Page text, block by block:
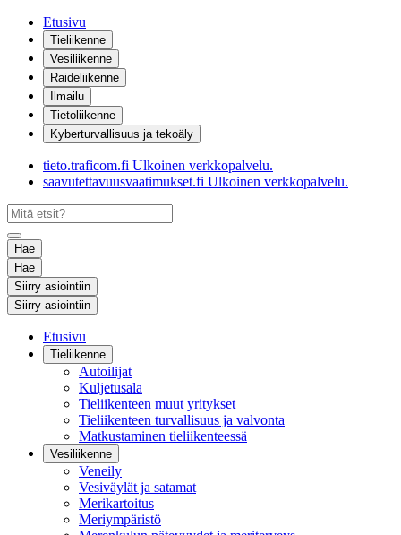
Etusivu
Tieliikenne
Vesiliikenne
Raideliikenne
Ilmailu
Tietoliikenne
Kyberturvallisuus ja tekoäly
tieto.traficom.fi Ulkoinen verkkopalvelu.
saavutettavuusvaatimukset.fi Ulkoinen verkkopalvelu.
Hae
Hae
Siirry asiointiin
Siirry asiointiin
Etusivu
Tieliikenne
Autoilijat
Kuljetusala
Tieliikenteen muut yritykset
Tieliikenteen turvallisuus ja valvonta
Matkustaminen tieliikenteessä
Vesiliikenne
Veneily
Vesiväylät ja satamat
Merikartoitus
Meriympäristö